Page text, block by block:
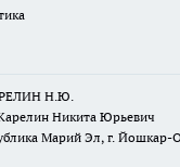
Н.Ю.
Никита Юрьевич
Марий Эл, г. Йошкар-